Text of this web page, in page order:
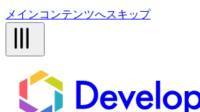
メインコンテンツへスキップ